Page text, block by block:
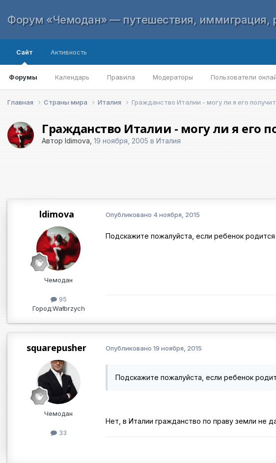
Форум «Чемодан» — путешествия, иммиграция,
Сайт
Форумы Календарь Правила Модераторы Пользователи
Активность
Главная Страны мира Италия Гражданство Италии - могу ли я его
Гражданство Италии - могу ли я его
Автор ldimova 19 ноября, 2005 в Италия
ldimova
Чемодан
95
Город:Wałbrzych
Опубликовано 4 ноября, 2015
Подскажите пожалуйста, если ребенок
squarepusher
Чемодан
33
Опубликовано 19 ноября, 2015
Подскажите пожалуйста, если ребенок
Нет, в Италии гражданство по праву земли не